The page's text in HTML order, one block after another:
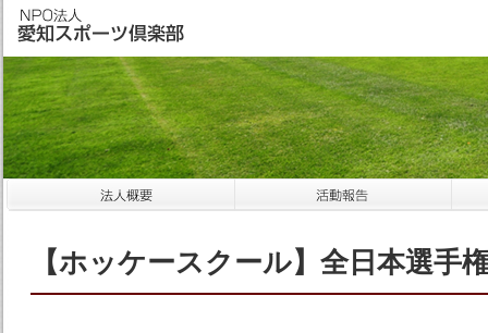
【ホッケースクール】全日本選手